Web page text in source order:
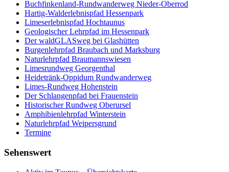
Buchfinkenland-Rundwanderweg Nieder-Oberrod
Hartig-Walderlebnispfad Hessenpark
Limeserlebnispfad Hochtaunus
Geologischer Lehrpfad im Hessenpark
Der waldGLASweg bei Glashütten
Burgenlehrpfad Braubach und Marksburg
Naturlehrpfad Braumannswiesen
Limesrundweg Georgenthal
Heidetränk-Oppidum Rundwanderweg
Limes-Rundweg Hohenstein
Der Schlangenpfad bei Frauenstein
Historischer Rundweg Oberursel
Amphibienlehrpfad Winterstein
Naturlehrpfad Weipersgrund
Termine
Sehenswert